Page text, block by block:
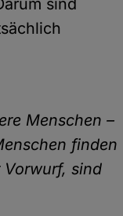
sind
Menschen –
finden
Vorwurf, sind